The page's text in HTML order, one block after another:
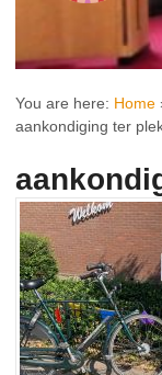
You are here: Home
aankondiging ter